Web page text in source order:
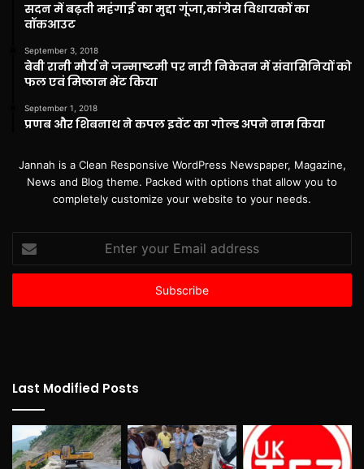
सदन में बढ़ती महंगाई का मुद्दा गूंजा,कांग्रेस विधायकों का
वॉकआउट
September 3, 2018
बेबी रानी मौर्य ने जन्माष्टमी पर नारी निकेतन में संवासिनियों को
फल एवं मिष्ठान भेंट किया
September 1, 2018
प्रणब और शिबनाथ ने कपल इवेंट का गोल्ड अपने नाम किया
Jannah is a Clean Responsive WordPress Newspaper, Magazine,
News and Blog theme. Packed with options that allow you to
completely customize your website to your needs.
your
Email
Last Modified Posts